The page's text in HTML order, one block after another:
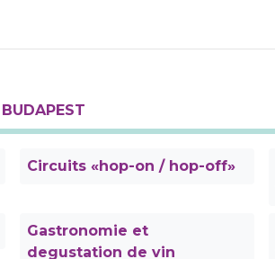
Circuits «hop-on / hop-off»
Gastronomie et
degustation de vin